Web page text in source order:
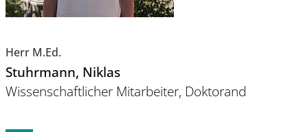
Herr M.Ed.
Stuhrmann, Niklas
Wissenschaftlicher Mitarbeiter, Doktorand